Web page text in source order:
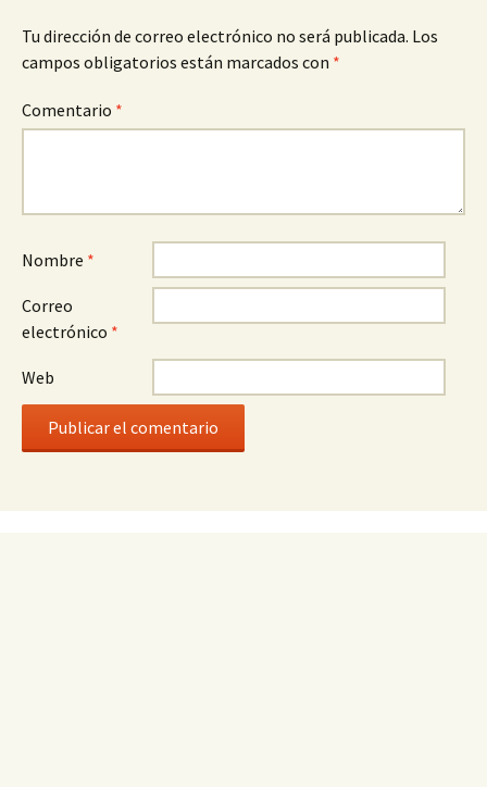
Tu dirección de correo electrónico no será publicada. Los
campos obligatorios están marcados con *
Comentario *
Nombre *
Correo
electrónico *
Web